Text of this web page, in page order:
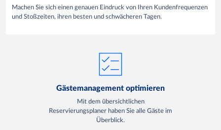
Machen Sie sich einen genauen Eindruck von Ihren Kundenfrequenzen
und Stoßzeiten, ihren besten und schwächeren Tagen.
Gästemanagement optimieren
Mit dem übersichtlichen
Reservierungsplaner haben Sie alle Gäste im
Überblick.